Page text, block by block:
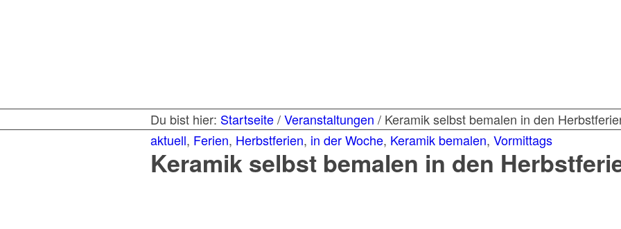
Du bist hier: Startseite/Veranstaltungen / Keramik selbst bemalen in den
aktuell, Ferien, Herbstferien, in der Woche, Keramik bemalen, Vormittags
Keramik selbst bemalen in den